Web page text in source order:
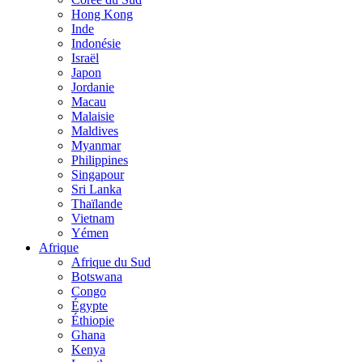
Hong Kong
Inde
Indonésie
Israël
Japon
Jordanie
Macau
Malaisie
Maldives
Myanmar
Philippines
Singapour
Sri Lanka
Thaïlande
Vietnam
Yémen
Afrique
Afrique du Sud
Botswana
Congo
Égypte
Éthiopie
Ghana
Kenya